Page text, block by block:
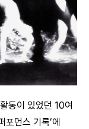
동이 있었던 10여
포먼스 기록’에